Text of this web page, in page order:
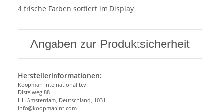
4 frische Farben sortiert im Display
Angaben zur Produktsicherheit
Herstellerinformationen:
Koopman International b.v.
Distelweg 88
HH Amsterdam, Deutschland, 1031
info@koopmanint.com